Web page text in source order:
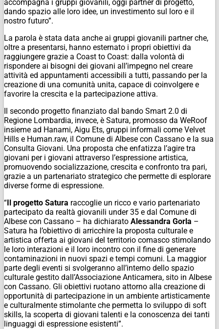
accompagna i gruppi giovanili, oggi partner di progetto,
dando spazio alle loro idee, un investimento sul loro e il
nostro futuro”.
La parola è stata data anche ai gruppi giovanili partner che,
oltre a presentarsi, hanno esternato i propri obiettivi da
raggiungere grazie a Coast to Coast: dalla volontà di
rispondere ai bisogni dei giovani all’impegno nel creare
attività ed appuntamenti accessibili a tutti, passando per la
creazione di una comunità unita, capace di coinvolgere e
favorire la crescita e la partecipazione attiva.
Il secondo progetto finanziato dal bando Smart 2.0 di
Regione Lombardia, invece, è Satura, promosso da WeRoof
insieme ad Hanami, Aigu Ets, gruppi informali come Velvet
Hills e Human.raw, il Comune di Albese con Cassano e la sua
Consulta Giovani. Una proposta che enfatizza l’agire tra
giovani per i giovani attraverso l’espressione artistica,
promuovendo socializzazione, crescita e confronto tra pari,
grazie a un partenariato strategico che permette di esplorare
diverse forme di espressione.
“Il progetto Satura raccoglie un ricco e vario partenariato
partecipato da realtà giovanili under 35 e dal Comune di
Albese con Cassano – ha dichiarato Alessandra Gorla –
Satura ha l’obiettivo di arricchire la proposta culturale e
artistica offerta ai giovani del territorio comasco stimolando
le loro interazioni e il loro incontro con il fine di generare
contaminazioni in nuovi spazi e tempi comuni. La maggior
parte degli eventi si svolgeranno all’interno dello spazio
culturale gestito dall’Associazione Anticamera, sito in Albese
con Cassano. Gli obiettivi ruotano attorno alla creazione di
opportunità di partecipazione in un ambiente artisticamente
e culturalmente stimolante che permetta lo sviluppo di soft
skills, la scoperta di giovani talenti e la conoscenza dei tanti
linguaggi di espressione esistenti”.